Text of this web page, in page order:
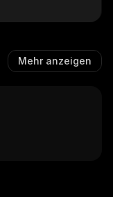
Mehr anzeigen